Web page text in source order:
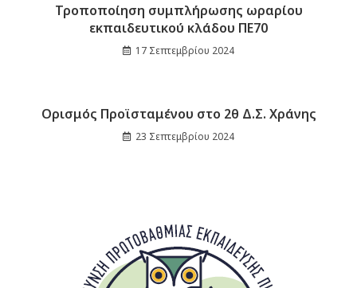
Τροποποίηση συμπλήρωσης ωραρίου
εκπαιδευτικού κλάδου ΠΕ70
17 Σεπτεμβρίου 2024
Ορισμός Προϊσταμένου στο 2θ Δ.Σ. Χράνης
23 Σεπτεμβρίου 2024